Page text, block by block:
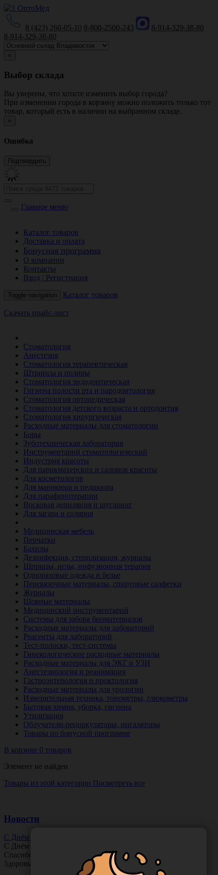
8 (423) 260-05-10 8-800-2500-243
8-914-329-38-80
8-914-329-38-80
×
Выбор склада
Вы уверены, что хотите изменить выбор города?
При изменении города в корзину можно положить только тот
товар, который есть в наличии на выбранном складе.
×
Ошибка
Главное меню
Каталог товаров
Доставка и оплата
Бонусная программа
О компании
Контакты
Вход / Регистрация
Toggle navigation Каталог товаров
Скачать прайс-лист
Стоматология
Анестезия
Стоматология терапевтическая
Штрипсы и полиры
Стоматология эндодонтическая
Гигиена полости рта и пародонтология
Стоматология ортопедическая
Стоматология детского возраста и ортодонтия
Стоматология хирургическая
Расходные материалы для стоматологии
Боры
Зуботехническая лаборатория
Инструментарий стоматологический
Индустрия красоты
Для парикмахерских и салонов красоты
Для косметологов
Для маникюра и педикюра
Для парафинотерапии
Восковая депиляция и шугаринг
Для загара и солярия
Медицинская мебель
Перчатки
Бахилы
Дезинфекция, стерилизация, журналы
Шприцы, иглы, инфузионная терапия
Одноразовые одежда и белье
Перевязочные материалы, спиртовые салфетки
Журналы
Шовные материалы
Медицинский инструментарий
Системы для забора биоматериалов
Расходные материалы для лабораторий
Реагенты для лабораторий
Тест-полоски, тест-системы
Гинекологические расходные материалы
Расходные материалы для ЭКГ и УЗИ
Анестезиология и реанимация
Гастроэнтерология и проктология
Расходные материалы для урологии
Измерительная техника, тонометры, глюкометры
Бытовая химия, уборка, гигиена
Утилизация
Облучатели-рециркуляторы, ингаляторы
Товары по бонусной программе
В корзине 0 товаров
Элемент не найден
Товары из этой категории Посмотреть все
Новости
С Днём Офтальмолога!
С Днём
Спасибо за ясное зрение и заботу о пациентах.
Здоровья вам и новых профессиональных побед!